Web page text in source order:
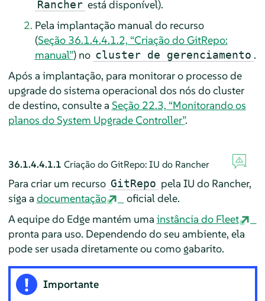
Rancher está disponível).
Pela implantação manual do recurso
(Seção 36.1.4.4.1.2, “Criação do GitRepo:
manual”) no cluster de gerenciamento .
Após a implantação, para monitorar o processo de
upgrade do sistema operacional dos nós do cluster
de destino, consulte a Seção 22.3, “Monitorando os
planos do System Upgrade Controller”.
36.1.4.4.1.1 Criação do GitRepo: IU do Rancher
Para criar um recurso GitRepo pela IU do Rancher,
siga a documentação
oficial dele.
A equipe do Edge mantém uma instância do Fleet
pronta para uso. Dependendo do seu ambiente, ela
pode ser usada diretamente ou como gabarito.
Importante